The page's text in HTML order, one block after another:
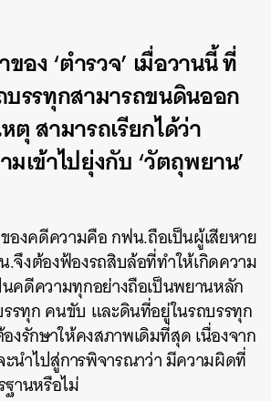
อง ‘ตำรวจ’ เมื่อวานนี้ ที่
บรรทุกสามารถขนดินออก
ตุ สามารถเรียกได้ว่า
เข้าไปยุ่งกับ ‘วัตถุพยาน’
องคดีความคือ กฟน.ถือเป็นผู้เสียหาย
จึงต้องฟ้องรถสิบล้อที่ทำให้เกิดความ
นคดีความทุกอย่างถือเป็นพยานหลัก
รทุก คนขับ และดินที่อยู่ในรถบรรทุก
งรักษาให้คงสภาพเดิมที่สุด เนื่องจาก
นำไปสู่การพิจารณาว่า มีความผิดที่
านหรือไม่